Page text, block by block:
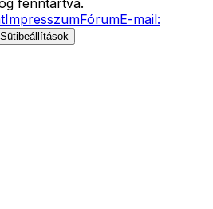
fenntartva.
ImpresszumFórumE-mail:
Sütibeállítások